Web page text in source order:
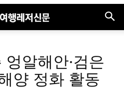
알해안·검은
양 정화 활동